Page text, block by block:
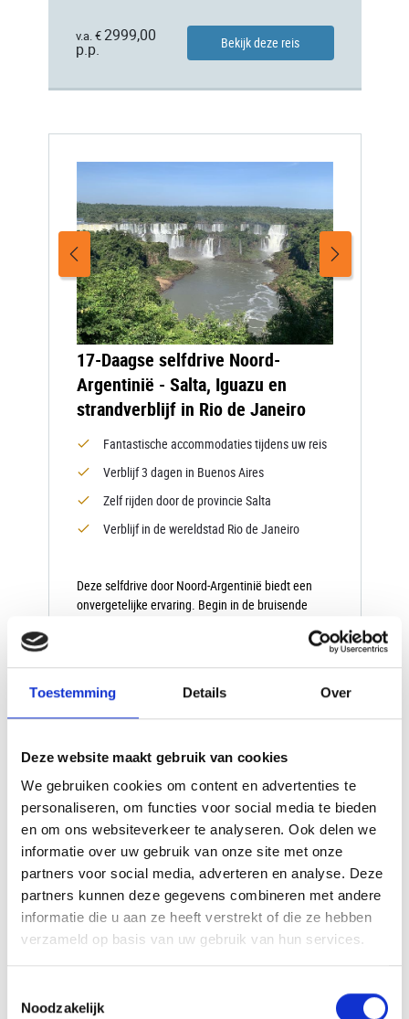
Toestemming Details Over
Deze website maakt gebruik van cookies
We gebruiken cookies om content en advertenties te
personaliseren, om functies voor social media te bieden
en om ons websiteverkeer te analyseren. Ook delen we
informatie over uw gebruik van onze site met onze
partners voor social media, adverteren en analyse. Deze
partners kunnen deze gegevens combineren met andere
informatie die u aan ze heeft verstrekt of die ze hebben
verzameld op basis van uw gebruik van hun services.
Noodzakelijk
v.a. € 2999,00
p.p.
Bekijk deze reis
17-Daagse selfdrive Noord-
Argentinië - Salta, Iguazu en
strandverblijf in Rio de Janeiro
Fantastische accommodaties tijdens uw reis
Verblijf 3 dagen in Buenos Aires
Zelf rijden door de provincie Salta
Verblijf in de wereldstad Rio de Janeiro
Deze selfdrive door Noord-Argentinië biedt een
onvergetelijke ervaring. Begin in de bruisende
wijken, tangodansers en heerlijke steaks. Reis naar
Calchaquí-valleien met adembenemende
(lees
meer)
indrukwekkende Iguazú-watervallen op
de grens met Brazilië, waar je de kracht
van de natuur van dichtbij meemaakt.
Eindig in de iconische stad Rio de
Janeiro met zijn beroemde stranden, de
Christus de Verlosser en de
Suikerbroodberg. Deze gevarieerde
route combineert stedelijke
hoogtepunten met natuurwonderen
voor een onvergetelijk avontuur.
p.p.
Bekijk deze reis